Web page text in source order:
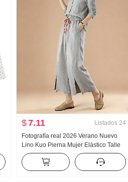
$7.11 Listados 24
Fotografía real 2026 Verano Nuevo
Lino Kuo Pierna Mujer Elástico Talle
alto Retro Algodón y lino Pantalones
capri Holgado Casual Pantalones